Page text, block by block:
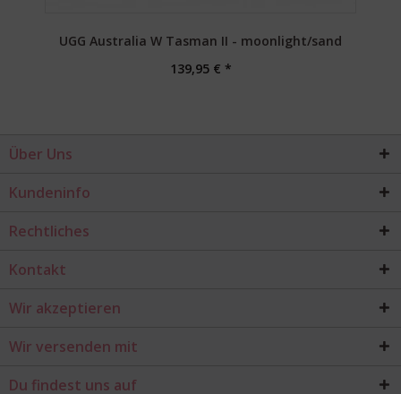
UGG Australia W Tasman II - moonlight/sand
139,95 € *
Über Uns
Kundeninfo
Rechtliches
Kontakt
Wir akzeptieren
Wir versenden mit
Du findest uns auf